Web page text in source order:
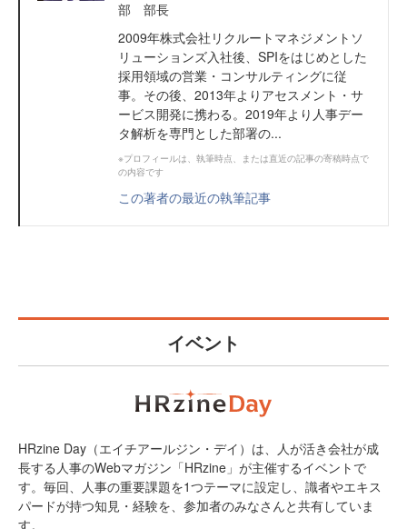
部 部長
2009年株式会社リクルートマネジメントソ
リューションズ入社後、SPIをはじめとした
採用領域の営業・コンサルティングに従
事。その後、2013年よりアセスメント・サ
ービス開発に携わる。2019年より人事デー
タ解析を専門とした部署の...
※プロフィールは、執筆時点、または直近の記事の寄稿時点で
の内容です
この著者の最近の執筆記事
イベント
HRzine Day（エイチアールジン・デイ）は、人が活き会社が成
長する人事のWebマガジン「HRzine」が主催するイベントで
す。毎回、人事の重要課題を1つテーマに設定し、識者やエキス
パードが持つ知見・経験を、参加者のみなさんと共有していま
す。